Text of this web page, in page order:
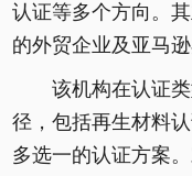
认证等多个方向。
的外贸企业及亚马
该机构在认证
径，包括再生材料
多选一的认证方案